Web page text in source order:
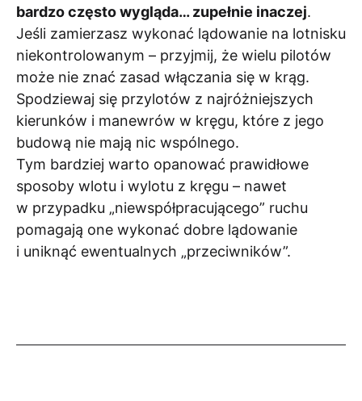
bardzo często wygląda… zupełnie inaczej.
Jeśli zamierzasz wykonać lądowanie na lotnisku
niekontrolowanym – przyjmij, że wielu pilotów
może nie znać zasad włączania się w krąg.
Spodziewaj się przylotów z najróżniejszych
kierunków i manewrów w kręgu, które z jego
budową nie mają nic wspólnego.
Tym bardziej warto opanować prawidłowe
sposoby wlotu i wylotu z kręgu – nawet
w przypadku „niewspółpracującego” ruchu
pomagają one wykonać dobre lądowanie
i uniknąć ewentualnych „przeciwników”.